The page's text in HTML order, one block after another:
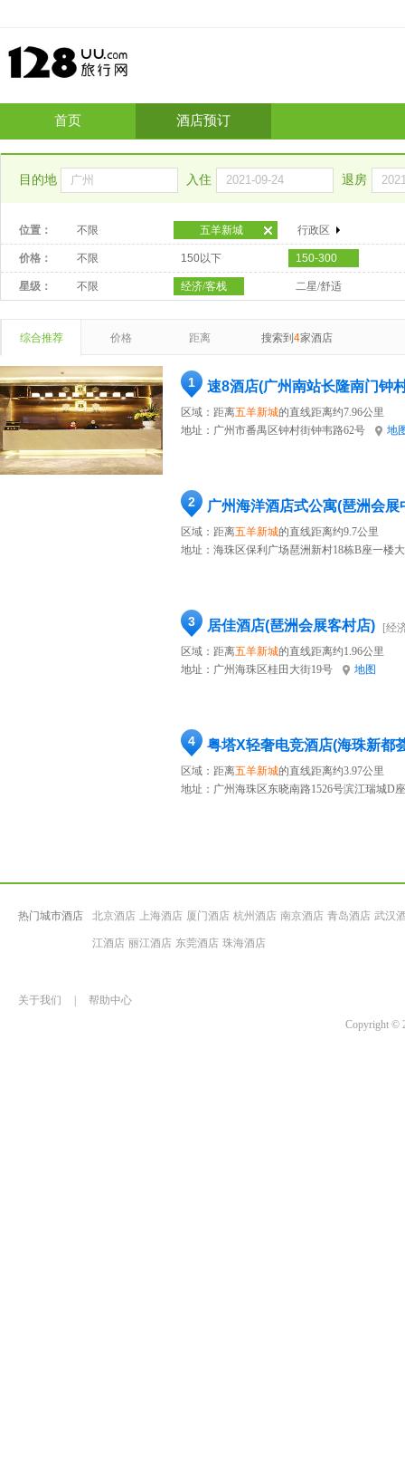
首页 酒店预订
目的地 入住 退房
位置： 不限 五羊新城 行政区
价格： 不限 150以下 150-300
星级： 不限 经济/客栈 二星/舒适
综合推荐 价格 距离 搜索到 4家酒店
1 速8酒店(广州南站长隆南门钟
区域：距离五羊新城的直线距离约7.96公里
地址： 广州市番禺区钟村街钟韦路62号 地
2 广州海洋酒店式公寓(琶洲会展
区域：距离五羊新城的直线距离约9.7公里
地址： 海珠区保利广场琶洲新村18栋B座一楼
3 居佳酒店(琶洲会展客村店)
[经
区域：距离五羊新城的直线距离约1.96公里
地址： 广州海珠区桂田大街19号 地图
4
区域：距离五羊新城的直线距离约3.97公里
地址： 广州海珠区东晓南路1526号滨江瑞城D
热门城市酒店 北京酒店 上海酒店 厦门酒店 杭州酒店 南京酒店 青岛酒店 武汉
江酒店 丽江酒店 东莞酒店 珠海酒店
关于我们
帮助中心
Copyright ©